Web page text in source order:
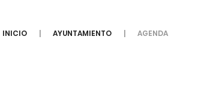
INICIO AYUNTAMIENTO AGENDA